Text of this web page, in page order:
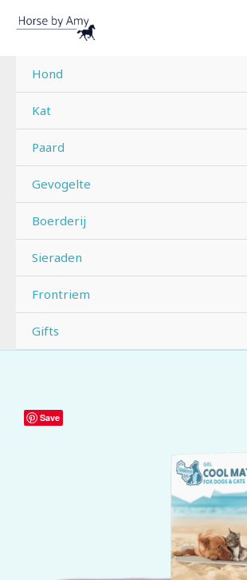
naar
inhoudHond
Kat
Paard
Gevogelte
Boerderij
Sieraden
Frontriem
Gifts
Save
Coolpets
Gel